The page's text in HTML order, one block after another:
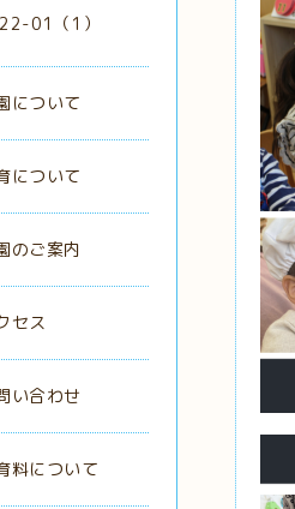
01（1）
について
について
のご案内
セス
い合わせ
料について